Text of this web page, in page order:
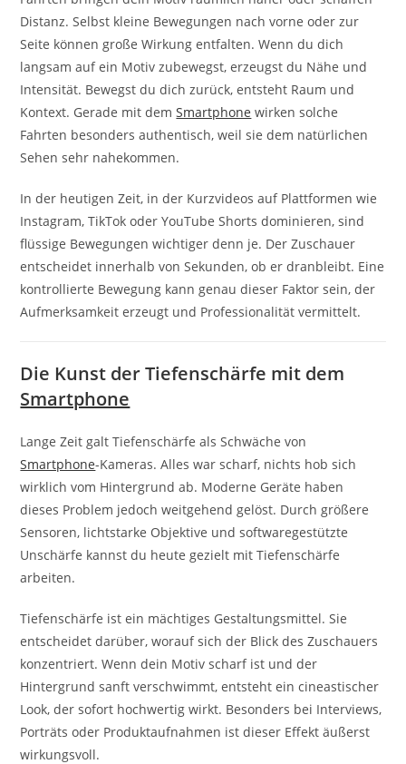
Distanz. Selbst kleine Bewegungen nach vorne oder zur
Seite können große Wirkung entfalten. Wenn du dich
langsam auf ein Motiv zubewegst, erzeugst du Nähe und
Intensität. Bewegst du dich zurück, entsteht Raum und
Kontext. Gerade mit demSmartphone wirken solche
Fahrten besonders authentisch, weil sie dem natürlichen
Sehen sehr nahekommen.
In der heutigen Zeit, in der Kurzvideos auf Plattformen wie
Instagram, TikTok oder YouTube Shorts dominieren, sind
flüssige Bewegungen wichtiger denn je. Der Zuschauer
entscheidet innerhalb von Sekunden, ob er dranbleibt. Eine
kontrollierte Bewegung kann genau dieser Faktor sein, der
Aufmerksamkeit erzeugt und Professionalität vermittelt.
Die Kunst der Tiefenschärfe mit dem
Smartphone
Lange Zeit galt Tiefenschärfe als Schwäche von
Smartphone-Kameras. Alles war scharf, nichts hob sich
wirklich vom Hintergrund ab. Moderne Geräte haben
dieses Problem jedoch weitgehend gelöst. Durch größere
Sensoren, lichtstarke Objektive und softwaregestützte
Unschärfe kannst du heute gezielt mit Tiefenschärfe
arbeiten.
Tiefenschärfe ist ein mächtiges Gestaltungsmittel. Sie
entscheidet darüber, worauf sich der Blick des Zuschauers
konzentriert. Wenn dein Motiv scharf ist und der
Hintergrund sanft verschwimmt, entsteht ein cineastischer
Look, der sofort hochwertig wirkt. Besonders bei Interviews,
Porträts oder Produktaufnahmen ist dieser Effekt äußerst
wirkungsvoll.